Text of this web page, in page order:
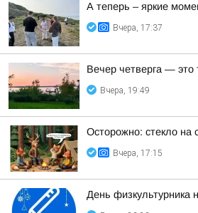
А теперь – яркие
Вчера, 17:37
Вечер четверга — это
Вчера, 19:49
Осторожно: стекло на
Вчера, 17:15
День физкультурника